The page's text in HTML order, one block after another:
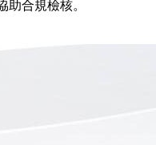
助合規檢核。